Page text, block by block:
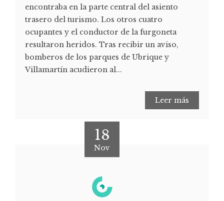
encontraba en la parte central del asiento
trasero del turismo. Los otros cuatro
ocupantes y el conductor de la furgoneta
resultaron heridos. Tras recibir un aviso,
bomberos de los parques de Ubrique y
Villamartín acudieron al...
Leer más
18
Nov